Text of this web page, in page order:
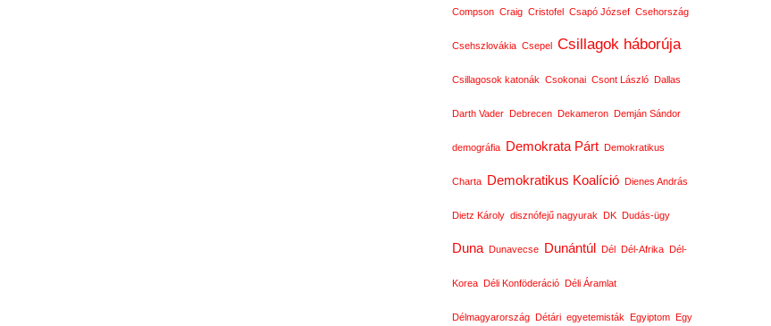
Compson Craig Cristofel Csapó József Csehország
Csehszlovákia Csepel Csillagok háborúja
Csillagosok katonák Csokonai Csont László Dallas
Darth Vader Debrecen Dekameron Demján Sándor
demográfia Demokrata Párt Demokratikus
Charta Demokratikus Koalíció Dienes András
Dietz Károly disznófejű nagyurak DK Dudás-ügy
Duna Dunavecse Dunántúl Dél Dél-Afrika Dél-
Korea Déli Konföderáció Déli Áramlat
Délmagyarország Détári egyetemisták Egyiptom Egy